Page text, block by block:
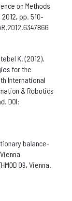
on Methods
pp. 510-
K. (2012).
for the
International
& Robotics
DOI:
balance-
09, Vienna.